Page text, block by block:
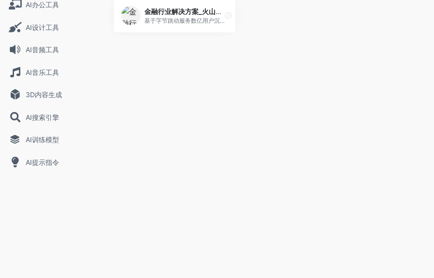
AI办公工具
AI设计工具
AI音频工具
AI音乐工具
3D内容生成
AI搜索引擎
AI训练模型
AI提示指令
金融行业解决方案_火山引擎
基于字节跳动服务数亿用户沉淀的技术能力，为金融机构提供从底层技术架构到数据、AI等技术中台，再到内容、算法、营销、体验、运营等智能应用套件，助力金融机构实现用户增长、资产提升和管理提效